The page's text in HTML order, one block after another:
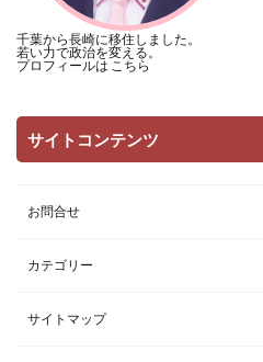
千葉から長崎に移住しました。
若い力で政治を変える。
プロフィールは こちら
サイトコンテンツ
お問合せ
カテゴリー
サイトマップ